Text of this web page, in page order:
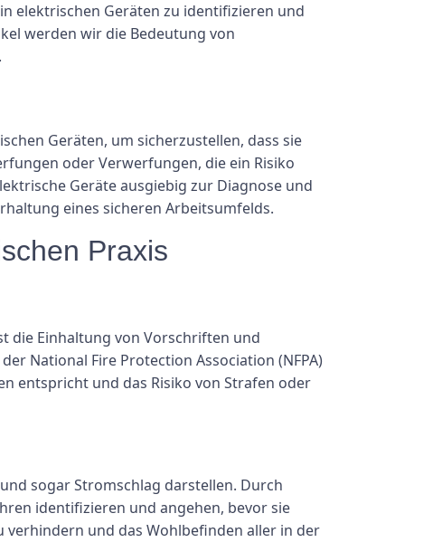
elektrischen Geräten zu identifizieren und
werden wir die Bedeutung von
Geräten, um sicherzustellen, dass sie
oder Verwerfungen, die ein Risiko
Geräte ausgiebig zur Diagnose und
eines sicheren Arbeitsumfelds.
Praxis
die Einhaltung von Vorschriften und
National Fire Protection Association (NFPA)
entspricht und das Risiko von Strafen oder
sogar Stromschlag darstellen. Durch
identifizieren und angehen, bevor sie
und das Wohlbefinden aller in der